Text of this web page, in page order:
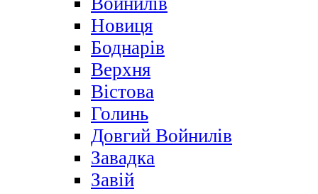
Новиця
Боднарів
Верхня
Вістова
Голинь
Довгий Войнилів
Завадка
Завій